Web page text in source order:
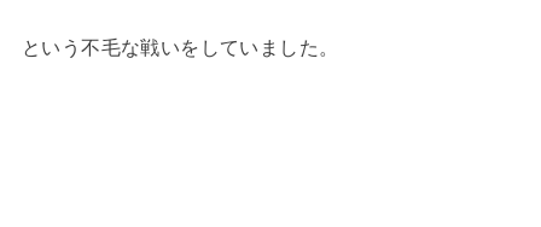
という不毛な戦いをしていました。